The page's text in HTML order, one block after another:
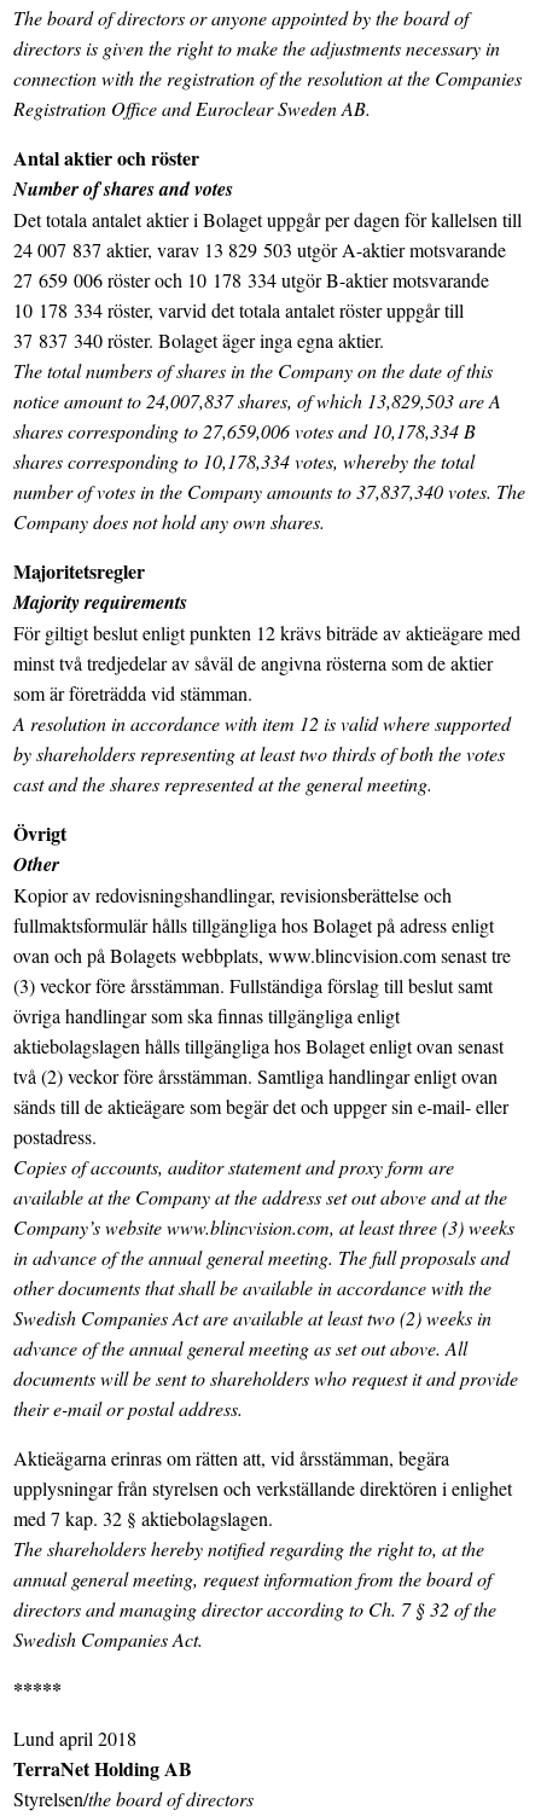
The board of directors or anyone appointed by the board of
directors is given the right to make the adjustments necessary in
connection with the registration of the resolution at the Companies
Registration Office and Euroclear Sweden AB.
Antal aktier och röster
Number of shares and votes
Det totala antalet aktier i Bolaget uppgår per dagen för kallelsen till
24 007 837 aktier, varav 13 829 503 utgör A-aktier motsvarande
27 659 006 röster och 10 178 334 utgör B-aktier motsvarande
10 178 334 röster, varvid det totala antalet röster uppgår till
37 837 340 röster. Bolaget äger inga egna aktier.
The total numbers of shares in the Company on the date of this
notice amount to 24,007,837 shares, of which 13,829,503 are A
shares corresponding to 27,659,006 votes and 10,178,334 B
shares corresponding to 10,178,334 votes, whereby the total
number of votes in the Company amounts to 37,837,340 votes. The
Company does not hold any own shares.
Majoritetsregler
Majority requirements
För giltigt beslut enligt punkten 12 krävs biträde av aktieägare med
minst två tredjedelar av såväl de angivna rösterna som de aktier
som är företrädda vid stämman.
A resolution in accordance with item 12is valid where supported
by shareholders representing at least two thirds of both the votes
cast and the shares represented at the general meeting.
Övrigt
Other
Kopior av redovisningshandlingar, revisionsberättelse och
fullmaktsformulär hålls tillgängliga hos Bolaget på adress enligt
ovan och på Bolagets webbplats, www.blincvision.com senast tre
(3) veckor före årsstämman. Fullständiga förslag till beslut samt
övriga handlingar som ska finnas tillgängliga enligt
aktiebolagslagen hålls tillgängliga hos Bolaget enligt ovan senast
två (2) veckor före årsstämman. Samtliga handlingar enligt ovan
sänds till de aktieägare som begär det och uppger sin e-mail- eller
postadress.
Copies of accounts, auditor statement and proxy form are
available at the Company at the address set out above and at the
Company’s website www.blincvision.com, at least three (3) weeks
in advance of the annual general meeting. The full proposals and
other documents that shall be available in accordance with the
Swedish Companies Act are available at least two (2) weeks in
advance of the annual general meeting as set out above. All
documents will be sent to shareholders who request it and provide
their e-mail or postal address.
Aktieägarna erinras om rätten att, vid årsstämman, begära
upplysningar från styrelsen och verkställande direktören i enlighet
med 7 kap. 32 § aktiebolagslagen.
The shareholders hereby notified regarding the right to, at the
annual general meeting, request information from the board of
directors and managing director according to Ch. 7 § 32 of the
Swedish Companies Act.
*****
Lund april 2018
TerraNet Holding AB
Styrelsen/the board of directors